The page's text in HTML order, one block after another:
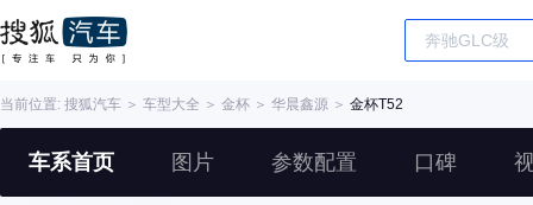
当前位置: 搜狐汽车 ＞ 车型大全 ＞ 金杯 ＞ 华晨鑫源 ＞ 金杯T52
车系首页 图片 参数配置 口碑